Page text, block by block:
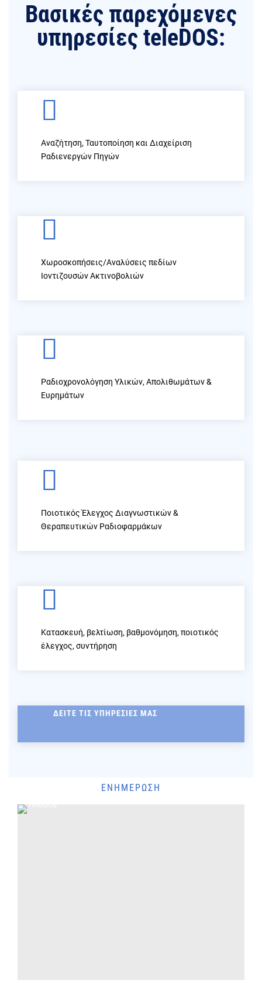
Βασικές παρεχόμενες
υπηρεσίες teleDOS:
Αναζήτηση, Ταυτοποίηση και Διαχείριση
Ραδιενεργών Πηγών
Χωροσκοπήσεις/Αναλύσεις πεδίων
Ιοντιζουσών Ακτινοβολιών
Ραδιοχρονολόγηση Υλικών, Απολιθωμάτων &
Ευρημάτων
Ποιοτικός Έλεγχος Διαγνωστικών &
Θεραπευτικών Ραδιοφαρμάκων
Κατασκευή, βελτίωση, βαθμονόμηση, ποιοτικός
έλεγχος, συντήρηση
ΔΕΊΤΕ ΤΙΣ ΥΠΗΡΕΣΊΕΣ ΜΑΣ
ΕΝΗΜΈΡΩΣΗ